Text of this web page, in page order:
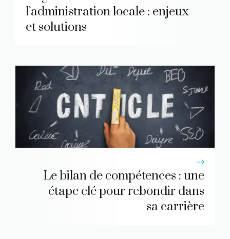
l’administration locale : enjeux
et solutions
Le bilan de compétences : une
étape clé pour rebondir dans
sa carrière